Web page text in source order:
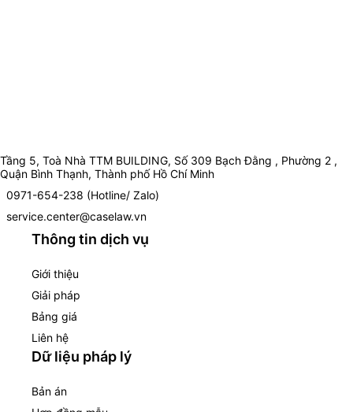
Tầng 5, Toà Nhà TTM BUILDING, Số 309 Bạch Đằng , Phường 2 ,
Quận Bình Thạnh, Thành phố Hồ Chí Minh
0971-654-238 (Hotline/ Zalo)
service.center@caselaw.vn
Thông tin dịch vụ
Giới thiệu
Giải pháp
Bảng giá
Liên hệ
Dữ liệu pháp lý
Bản án